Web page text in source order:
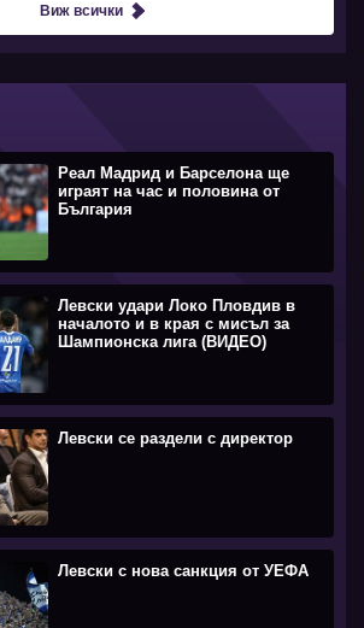
Виж всички
Реал Мадрид и Барселона ще
играят на час и половина от
България
Левски удари Локо Пловдив в
началото и в края с мисъл за
Шампионска лига (ВИДЕО)
Левски се раздели с директор
Левски с нова санкция от УЕФА